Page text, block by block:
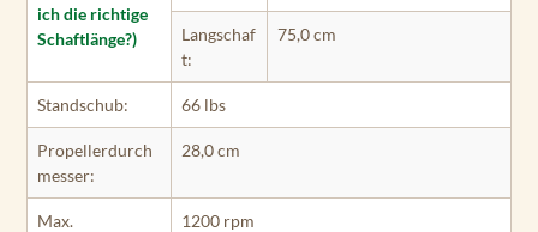
ich die richtige
Schaftlänge?)
Langschaf
t:
75,0 cm
Standschub: 66 lbs
Propellerdurch
messer:
28,0 cm
Max.
1200 rpm